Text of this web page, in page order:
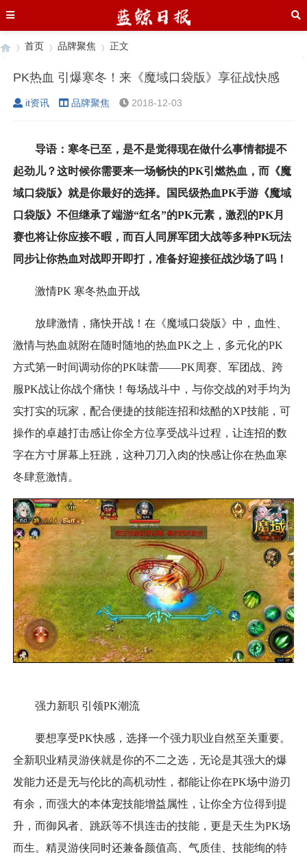
›
首页
›
品牌聚焦
›
正文
PK热血 引爆寒冬！来《魔域口袋版》享征战快感
it资讯 品牌聚焦 2018-12-03
导语：寒冬已至，是不是觉得现在做什么事情都提不
起劲儿？这时候你需要来一场畅快的PK引燃热血，而《魔
域口袋版》就是你最好的选择。国民级热血PK手游《魔域
口袋版》不但继承了端游“红名”的PK元素，激烈的PK月
赛也将让你应接不暇，而百人同屏军团大战等多种PK玩法
同步让你热血对战即开即打，准备好迎接征战沙场了吗！
激情PK 寒冬热血开战
放肆激情，痛快开战！在《魔域口袋版》中，血性、
激情与热血就附在随时随地的热血PK之上，多元化的PK
方式第一时间调动你的PK味蕾——PK周赛、军团战、跨
服PK战让你战个痛快！每场战斗中，与你交战的对手均为
实打实的玩家，配合便捷的技能连招和炫酷的XP技能，可
操作的卓越打击感让你全方位享受战斗过程，让连招的数
字在方寸屏幕上狂跳，这种刀刀入肉的快感让你在热血寒
冬肆意激情。
强力新职 引领PK潮流
要想享受PK快感，选择一个强力职业自然至关重要。
全新职业精灵游侠就是你的不二之选，无论是其强大的爆
发能力还是无与伦比的高机动性，都能让你在PK场中游刃
有余，而强大的本体宠技能增益属性，让你全方位得到提
升，而御风者、跳跃等不惧连击的技能，更是天生为PK场
而生。精灵游侠同时还兼备颜值高、气质佳、技能绚的特